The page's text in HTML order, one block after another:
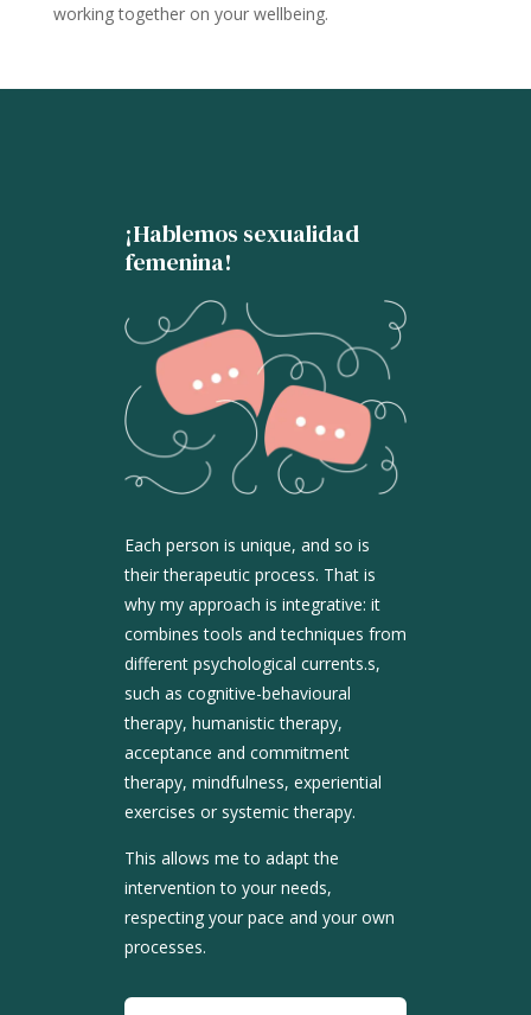
working together on your wellbeing.
¡Hablemos sexualidad
femenina!
Each person is unique, and so is
their therapeutic process. That is
why my approach is integrative: it
combines tools and techniques from
different psychological currents.s,
such as cognitive-behavioural
therapy, humanistic therapy,
acceptance and commitment
therapy, mindfulness, experiential
exercises or systemic therapy.
This allows me to adapt the
intervention to your needs,
respecting your pace and your own
processes.